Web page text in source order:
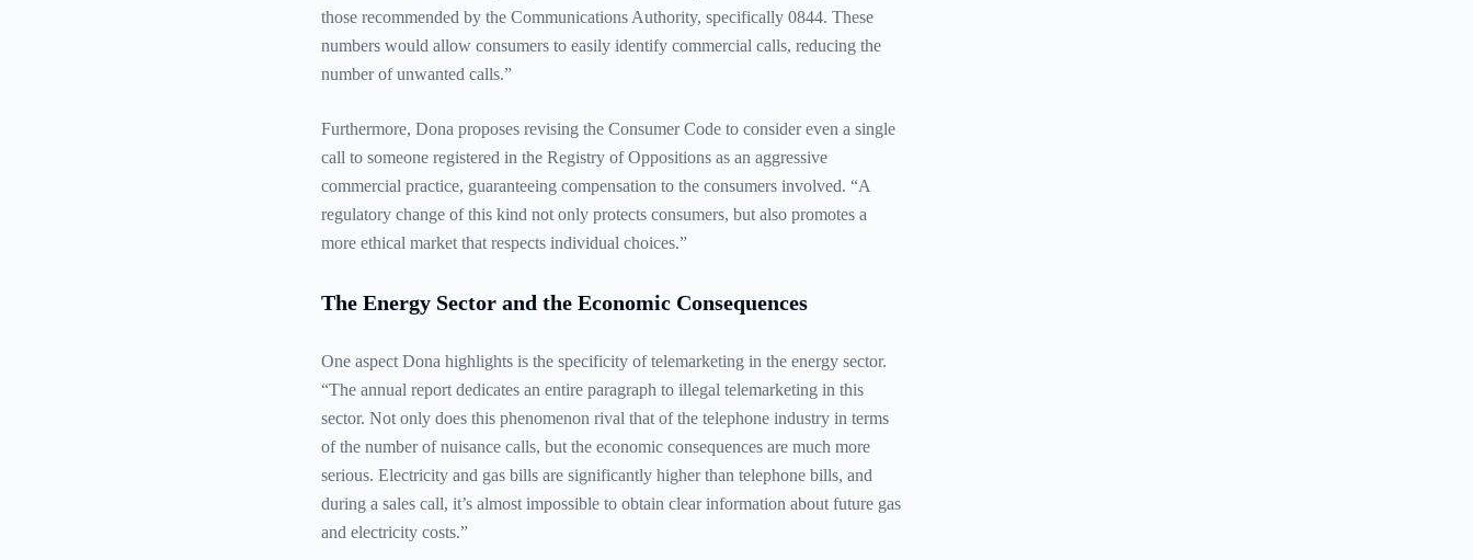
those recommended by the Communications Authority, specifically 0844. These
numbers would allow consumers to easily identify commercial calls, reducing the
number of unwanted calls.”
Furthermore, Dona proposes revising the Consumer Code to consider even a single
call to someone registered in the Registry of Oppositions as an aggressive
commercial practice, guaranteeing compensation to the consumers involved. “A
regulatory change of this kind not only protects consumers, but also promotes a
more ethical market that respects individual choices.”
The Energy Sector and the Economic Consequences
One aspect Dona highlights is the specificity of telemarketing in the energy sector.
“The annual report dedicates an entire paragraph to illegal telemarketing in this
sector. Not only does this phenomenon rival that of the telephone industry in terms
of the number of nuisance calls, but the economic consequences are much more
serious. Electricity and gas bills are significantly higher than telephone bills, and
during a sales call, it’s almost impossible to obtain clear information about future gas
and electricity costs.”